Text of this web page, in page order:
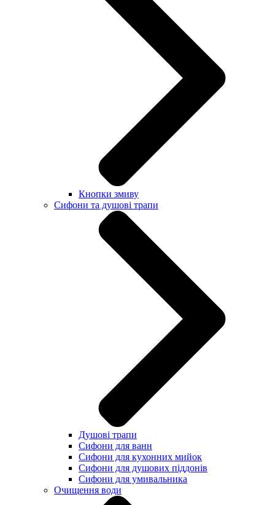
Кнопки змиву
Сифони та душові трапи
Душові трапи
Сифони для ванн
Сифони для кухонних мийок
Сифони для душових піддонів
Сифони для умивальника
Очищення води